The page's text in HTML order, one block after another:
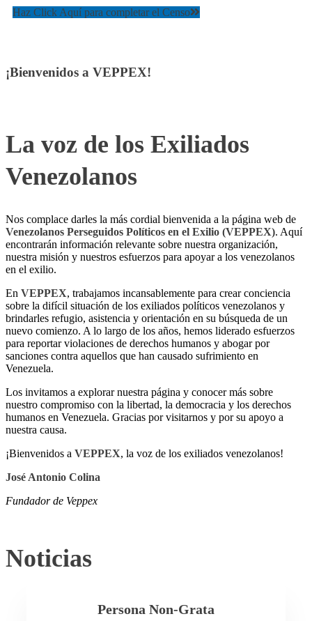
Haz Click Aquí para completar el Censo
¡Bienvenidos a VEPPEX!
La voz de los Exiliados
Venezolanos
Nos complace darles la más cordial bienvenida a la página web de
Venezolanos Perseguidos Políticos en el Exilio (VEPPEX). Aquí
encontrarán información relevante sobre nuestra organización,
nuestra misión y nuestros esfuerzos para apoyar a los venezolanos
en el exilio.
En VEPPEX, trabajamos incansablemente para crear conciencia
sobre la difícil situación de los exiliados políticos venezolanos y
brindarles refugio, asistencia y orientación en su búsqueda de un
nuevo comienzo. A lo largo de los años, hemos liderado esfuerzos
para reportar violaciones de derechos humanos y abogar por
sanciones contra aquellos que han causado sufrimiento en
Venezuela.
Los invitamos a explorar nuestra página y conocer más sobre
nuestro compromiso con la libertad, la democracia y los derechos
humanos en Venezuela. Gracias por visitarnos y por su apoyo a
nuestra causa.
¡Bienvenidos a VEPPEX, la voz de los exiliados venezolanos!
José Antonio Colina
Fundador de Veppex
Noticias
Persona Non-Grata